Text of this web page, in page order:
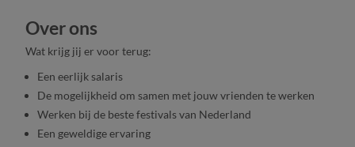
Over ons
Wat krijg jij er voor terug:
Een eerlijk salaris
De mogelijkheid om samen met jouw vrienden te werken
Werken bij de beste festivals van Nederland
Een geweldige ervaring